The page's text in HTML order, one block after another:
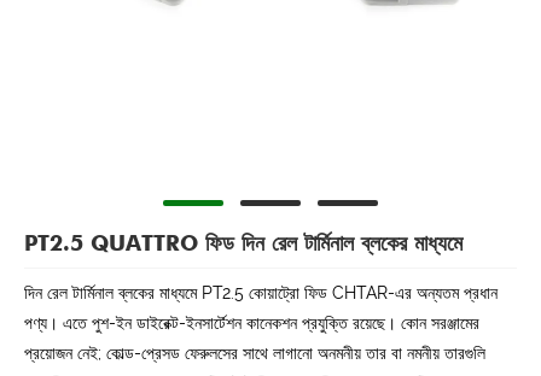
PT2.5 QUATTRO ফিড দিন রেল টার্মিনাল ব্লকের মাধ্যমে
দিন রেল টার্মিনাল ব্লকের মাধ্যমে PT2.5 কোয়াট্রো ফিড CHTAR-এর অন্যতম প্রধান
পণ্য। এতে পুশ-ইন ডাইরেক্ট-ইনসার্টেশন কানেকশন প্রযুক্তি রয়েছে। কোন সরঞ্জামের
প্রয়োজন নেই; কোল্ড-প্রেসড ফেরুলসের সাথে লাগানো অনমনীয় তার বা নমনীয় তারগুলি